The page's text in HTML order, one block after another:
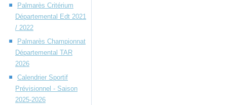
Palmarès Critérium
Départemental Edt 2021
/ 2022
Palmarès Championnat
Départemental TAR
2026
Calendrier Sportif
Prévisionnel - Saison
2025-2026